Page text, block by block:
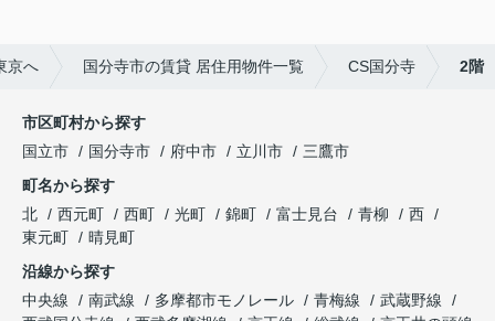
京へ 国分寺市の賃貸 居住用物件一覧 CS国分寺 2階
市区町村から探す
国立市
国分寺市 府中市 立川市
三鷹市
町名から探す
北
西元町 西町 光町 錦町 富士見台 青柳
西
東元町
晴見町
沿線から探す
中央線
南武線 多摩都市モノレール 青梅線
武蔵野線